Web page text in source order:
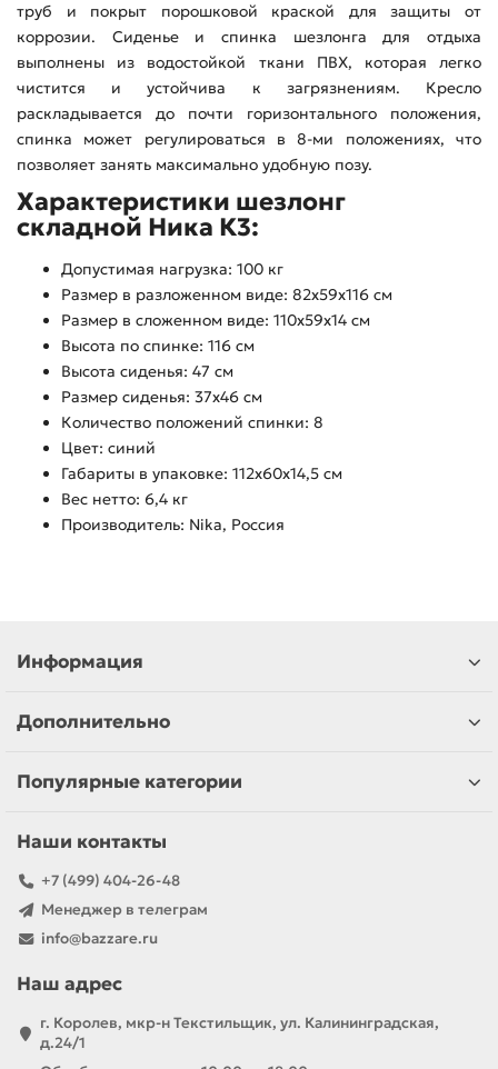
труб и покрыт порошковой краской для защиты от
коррозии. Сиденье и спинка шезлонга для отдыха
выполнены из водостойкой ткани ПВХ, которая легко
чистится и устойчива к загрязнениям. Кресло
раскладывается до почти горизонтального положения,
спинка может регулироваться в 8-ми положениях, что
позволяет занять максимально удобную позу.
Характеристики шезлонг
складной Ника К3:
Допустимая нагрузка: 100 кг
Размер в разложенном виде: 82х59х116 см
Размер в сложенном виде: 110х59х14 см
Высота по спинке: 116 см
Высота сиденья: 47 см
Размер сиденья: 37х46 см
Количество положений спинки: 8
Цвет: синий
Габариты в упаковке: 112х60х14,5 см
Вес нетто: 6,4 кг
Производитель: Nika, Россия
Информация
Дополнительно
Популярные категории
Наши контакты
+7 (499) 404-26-48
Менеджер в телеграм
info@bazzare.ru
Наш адрес
г. Королев, мкр-н Текстильщик, ул. Калининградская,
д.24/1